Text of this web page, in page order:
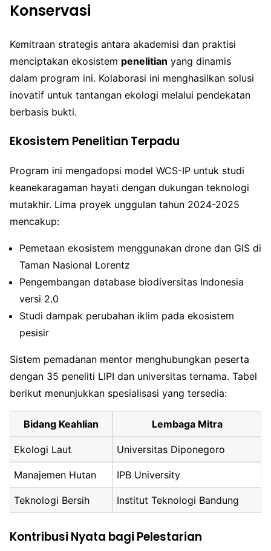
Konservasi
Kemitraan strategis antara akademisi dan praktisi
menciptakan ekosistem penelitian yang dinamis
dalam program ini. Kolaborasi ini menghasilkan solusi
inovatif untuk tantangan ekologi melalui pendekatan
berbasis bukti.
Ekosistem Penelitian Terpadu
Program ini mengadopsi model WCS-IP untuk studi
keanekaragaman hayati dengan dukungan teknologi
mutakhir. Lima proyek unggulan tahun 2024-2025
mencakup:
Pemetaan ekosistem menggunakan drone dan GIS di
Taman Nasional Lorentz
Pengembangan database biodiversitas Indonesia
versi 2.0
Studi dampak perubahan iklim pada ekosistem
pesisir
Sistem pemadanan mentor menghubungkan peserta
dengan 35 peneliti LIPI dan universitas ternama. Tabel
berikut menunjukkan spesialisasi yang tersedia:
Bidang Keahlian Lembaga Mitra
Ekologi Laut Universitas Diponegoro
Manajemen Hutan IPB University
Teknologi Bersih Institut Teknologi Bandung
Kontribusi Nyata bagi Pelestarian